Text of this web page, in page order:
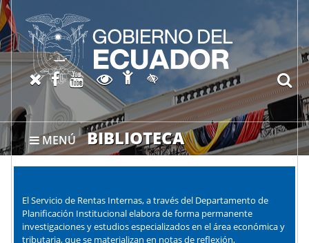
MENÚ BIBLIOTECA
X oficial del SRI
Facebook oficial SRI
Canal del SRI en YouTube
Abrir página de
Abrir página de
Activar/quitar contraste
El Servicio de Rentas Internas, a través del Departamento de
Planificación Institucional elabora de forma permanente
investigaciones y estudios especializados en el área económica y
tributaria, que se materializan en notas de reflexión,